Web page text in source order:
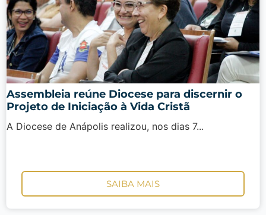
Assembleia reúne Diocese para discernir o
Projeto de Iniciação à Vida Cristã
A Diocese de Anápolis realizou, nos dias 7...
SAIBA MAIS